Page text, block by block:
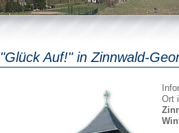
"Glück Auf!" in Zinnwald-
Ort